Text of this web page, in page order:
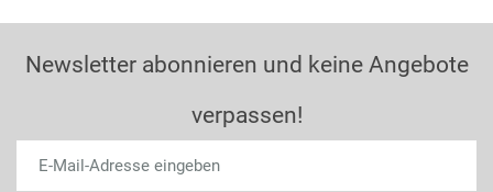
Newsletter abonnieren und keine Angebote
verpassen!